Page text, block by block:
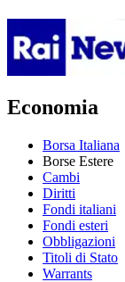
Economia
Borsa Italiana
Borse Estere
Cambi
Diritti
Fondi italiani
Fondi esteri
Obbligazioni
Titoli di Stato
Warrants